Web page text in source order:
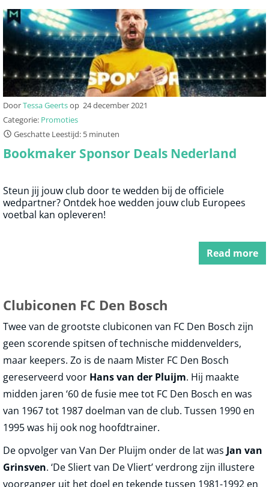
DoorTessa Geertsop 24 december 2021
Categorie: Promoties
Geschatte Leestijd: 5 minuten
Bookmaker Sponsor Deals Nederland
Steun jij jouw club door te wedden bij de officiele
wedpartner? Ontdek hoe wedden jouw club Europees
voetbal kan opleveren!
Read more
Clubiconen FC Den Bosch
Twee van de grootste clubiconen van FC Den Bosch zijn
geen scorende spitsen of technische middenvelders,
maar keepers. Zo is de naam Mister FC Den Bosch
gereserveerd voor Hans van der Pluijm. Hij maakte
midden jaren ‘60 de fusie mee tot FC Den Bosch en was
van 1967 tot 1987 doelman van de club. Tussen 1990 en
1995 was hij ook nog hoofdtrainer.
De opvolger van Van Der Pluijm onder de lat was Jan van
Grinsven. ‘De Sliert van De Vliert’ verdrong zijn illustere
voorganger uit het doel en tekende tussen 1981-1992 en